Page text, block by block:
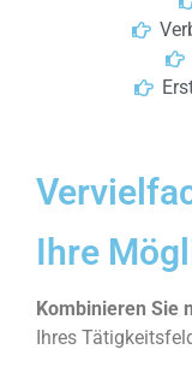
Ihre
Kombinieren Sie
Ihres